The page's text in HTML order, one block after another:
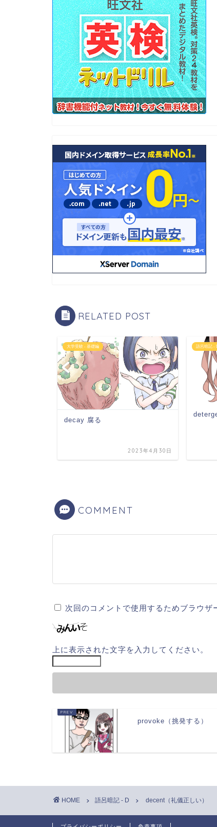
RELATED POST
大学受験 - 基礎編
decay 腐る
2023年4月30日
語呂暗記 -
COMMENT
次回のコメントで使用するためブラウザ
上に表示された文字を入力してください。
provoke（挑発する）
HOME 語呂暗記 - D decent（礼儀正しい）